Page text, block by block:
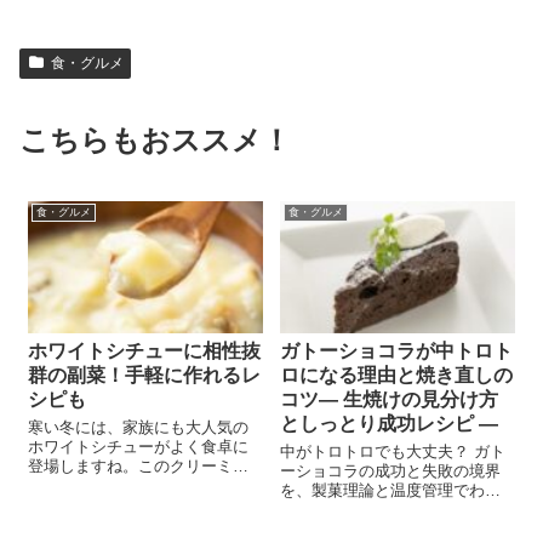
食・グルメ
こちらもおススメ！
食・グルメ
ホワイトシチューに相性抜
群の副菜！手軽に作れるレ
シピも
寒い冬には、家族にも大人気の
ホワイトシチューがよく食卓に
登場しますね。このクリーミー
食・グルメ
ガトーショコラが中トロト
ロになる理由と焼き直しの
コツ― 生焼けの見分け方
としっとり成功レシピ ―
中がトロトロでも大丈夫？ ガト
ーショコラの成功と失敗の境界
を、製菓理論と温度管理でわか